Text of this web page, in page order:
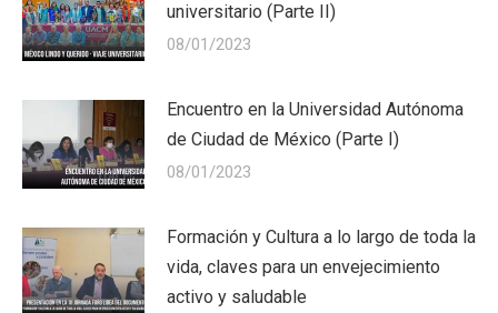
universitario (Parte II)
08/01/2023
Encuentro en la Universidad Autónoma
de Ciudad de México (Parte I)
08/01/2023
Formación y Cultura a lo largo de toda la
vida, claves para un envejecimiento
activo y saludable